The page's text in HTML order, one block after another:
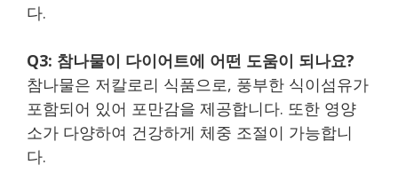
다.
Q3: 참나물이 다이어트에 어떤 도움이 되나요?
참나물은 저칼로리 식품으로, 풍부한 식이섬유가
포함되어 있어 포만감을 제공합니다. 또한 영양
소가 다양하여 건강하게 체중 조절이 가능합니
다.